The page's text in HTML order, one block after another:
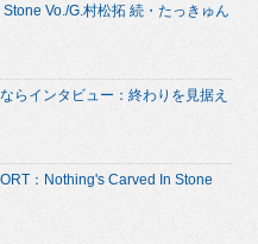
Vo./G.村松拓 続・たっきゅん
らインタビュー：終わりを見据え
：Nothing's Carved In Stone